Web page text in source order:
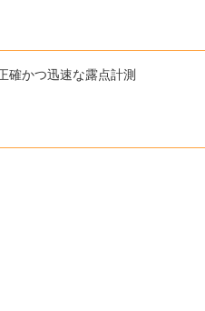
確かつ迅速な露点計測